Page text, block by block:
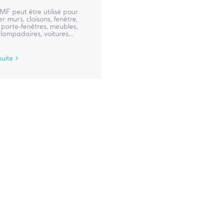
peut être utilisé pour
murs, cloisons, fenêtre,
fenêtres, meubles,
voitures...